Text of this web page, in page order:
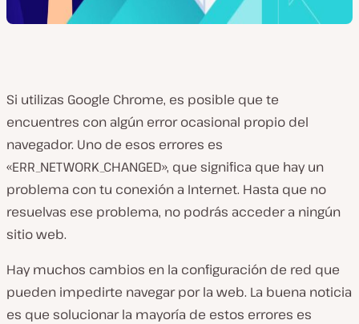
Si utilizas Google Chrome, es posible que te
encuentres con algún error ocasional propio del
navegador. Uno de esos errores es
«ERR_NETWORK_CHANGED», que significa que hay un
problema con tu conexión a Internet. Hasta que no
resuelvas ese problema, no podrás acceder a ningún
sitio web.
Hay muchos cambios en la configuración de red que
pueden impedirte navegar por la web. La buena noticia
es que solucionar la mayoría de estos errores es